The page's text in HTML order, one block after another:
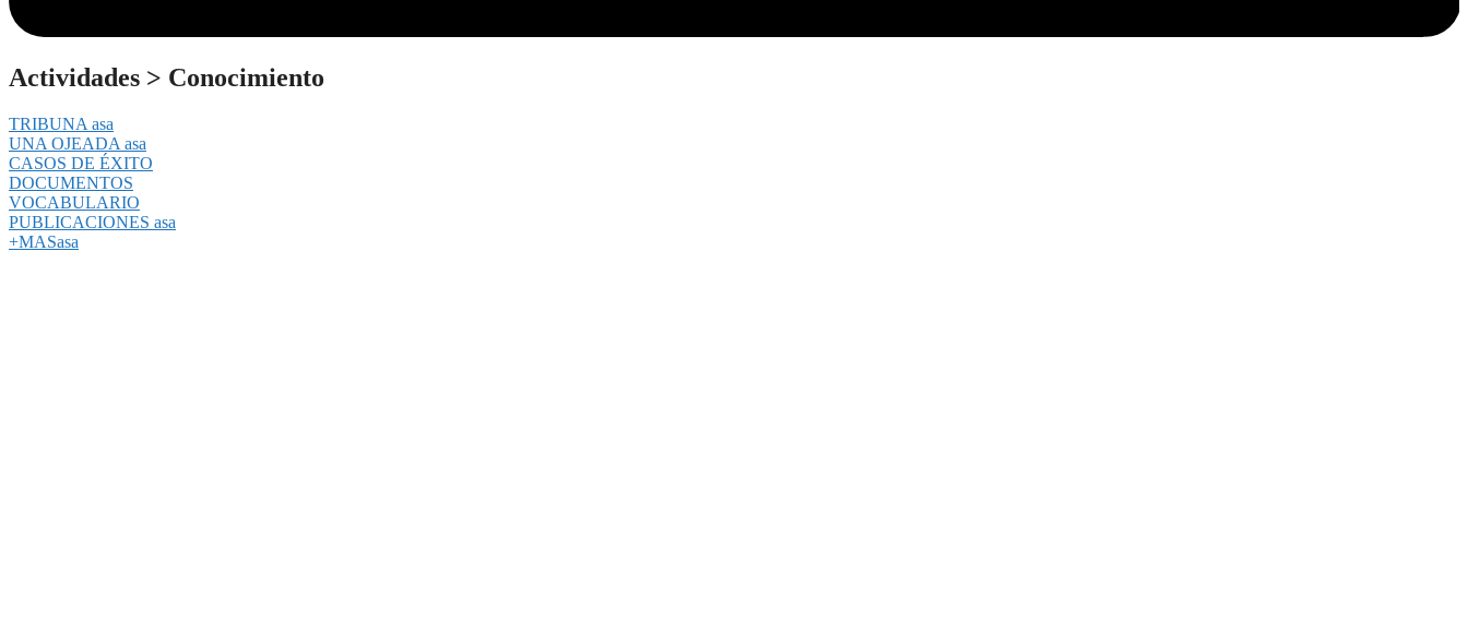
Actividades > Conocimiento
TRIBUNA asa
UNA OJEADA asa
CASOS DE ÉXITO
DOCUMENTOS
VOCABULARIO
PUBLICACIONES asa
+MASasa